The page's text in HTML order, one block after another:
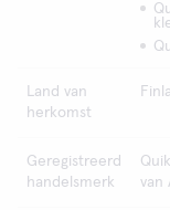
Land van
herkomst
Geregistreerd
handelsmerk
van